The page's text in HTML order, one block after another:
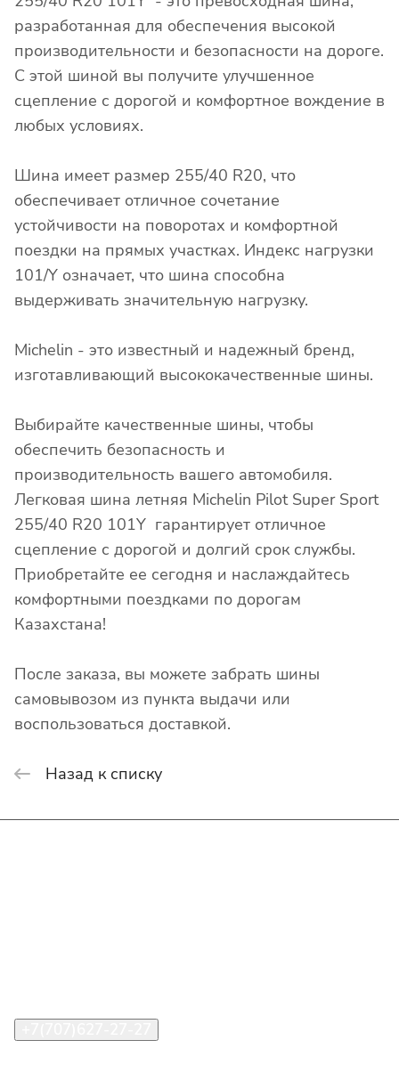
разработанная для обеспечения высокой
производительности и безопасности на дороге.
С этой шиной вы получите улучшенное
сцепление с дорогой и комфортное вождение в
любых условиях.
Шина имеет размер 255/40 R20, что
обеспечивает отличное сочетание
устойчивости на поворотах и комфортной
поездки на прямых участках. Индекс нагрузки
101/Y означает, что шина способна
выдерживать значительную нагрузку.
Michelin - это известный и надежный бренд,
изготавливающий высококачественные шины.
Выбирайте качественные шины, чтобы
обеспечить безопасность и
производительность вашего автомобиля.
Легковая шина летняя Michelin Pilot Super Sport
255/40 R20 101Y гарантирует отличное
сцепление с дорогой и долгий срок службы.
Приобретайте ее сегодня и наслаждайтесь
комфортными поездками по дорогам
Казахстана!
После заказа, вы можете забрать шины
самовывозом из пункта выдачи или
воспользоваться доставкой.
Назад к списку